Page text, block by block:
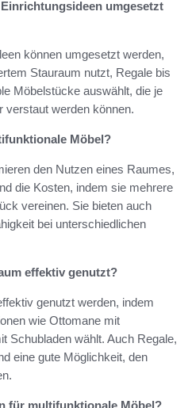
umgesetzt
können umgesetzt werden,
Stauraum nutzt, Regale bis
Möbelstücke auswählt, die je
verstaut werden können.
Möbel?
den Nutzen eines Raumes,
die Kosten, indem sie mehrere
vereinen. Sie bieten auch
bei unterschiedlichen
effektiv genutzt?
genutzt werden, indem
wie Ottomane mit
Schubladen wählt. Auch Regale,
eine gute Möglichkeit, den
für multifunktionale Möbel?